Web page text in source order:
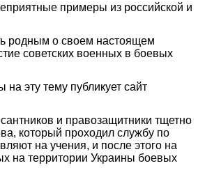
примеры из российской и
родным о своем настоящем
советских военных в боевых
на эту тему публикует сайт
и правозащитники тщетно
который проходил службу по
на учения, и после этого на
на территории Украины боевых